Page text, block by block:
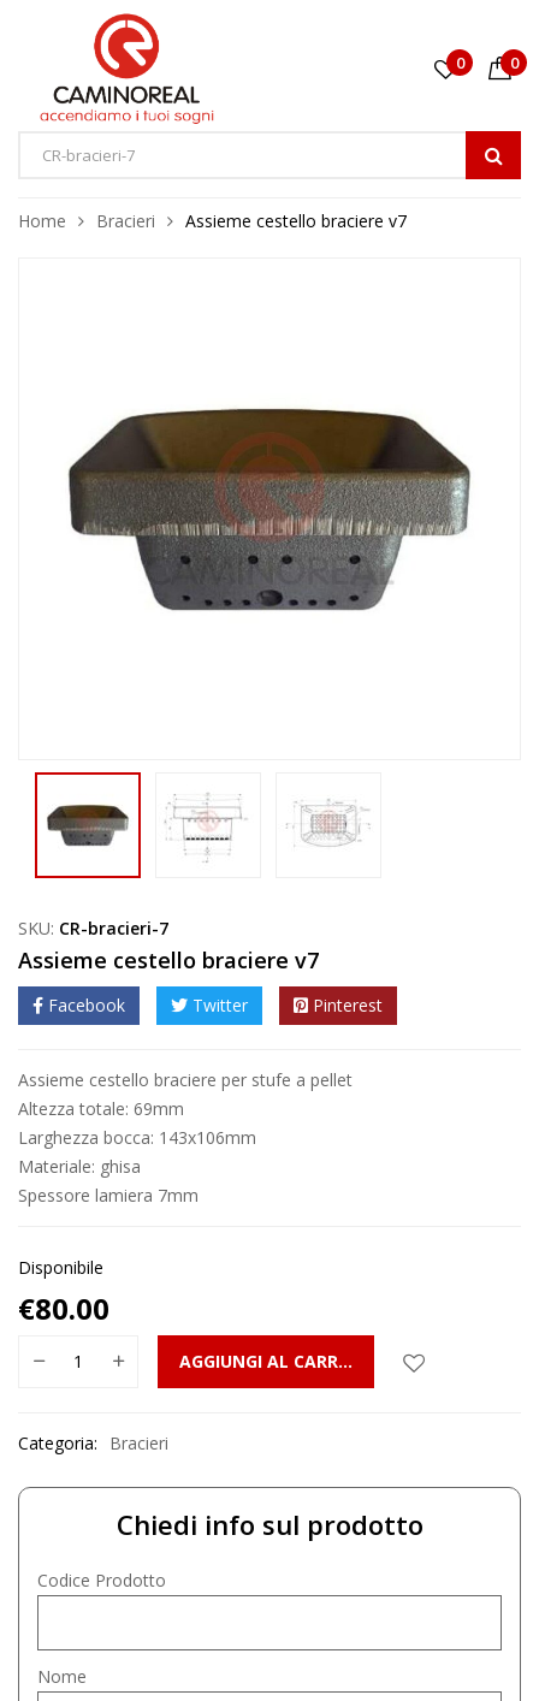
0 0
Home Bracieri Assieme cestello braciere v7
SKU: CR-bracieri-7
Assieme cestello braciere v7
Facebook Twitter Pinterest
Assieme cestello braciere per stufe a pellet
Altezza totale: 69mm
Larghezza bocca: 143x106mm
Materiale: ghisa
Spessore lamiera 7mm
Disponibile
€80.00
AGGIUNGI AL CARRELLO
Categoria: Bracieri
Chiedi info sul prodotto
Codice Prodotto
Nome